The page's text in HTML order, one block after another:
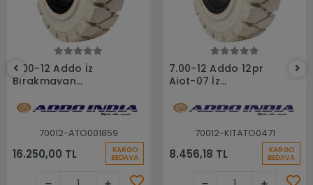
7.00-12 Addo İz
Bırakmayan
Forklift Lastiği
70012-ATO001859
16.250,00 TL KARGO
BEDAVA
7.00-12 Addo 12pr
Aiot-07 İz
Forklift Lastiği
70012-KITATO0471
8.456,18 TL KARGO
BEDAVA